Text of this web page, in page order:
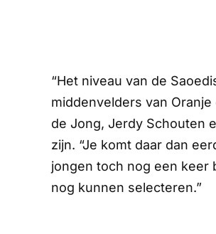
“Het niveau van de
middenvelders van
de Jong, Jerdy Schouten
zijn. “Je komt daar dan
jongen toch nog een keer
nog kunnen selecteren.”